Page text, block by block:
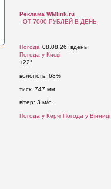
Реклама WMlink.ru
- ОТ 7000 РУБЛЕЙ В ДЕНЬ
Погода 08.08.26, вдень
Погода у Києві
+22°
вологість: 68%
тиск: 747 мм
вітер: 3 м/с,
Погода у Керчі Погода у Вінниці